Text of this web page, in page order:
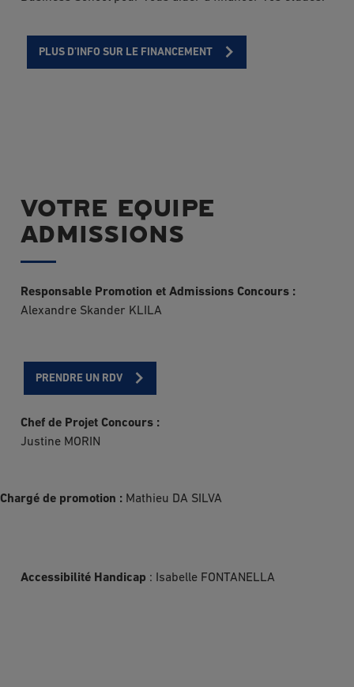
PLUS D’INFO SUR LE FINANCEMENT
VOTRE EQUIPE
ADMISSIONS
Responsable Promotion et Admissions Concours :
Alexandre Skander KLILA
PRENDRE UN RDV
Chef de Projet Concours :
Justine MORIN
Chargé de promotion : Mathieu DA SILVA
Accessibilité Handicap : Isabelle FONTANELLA